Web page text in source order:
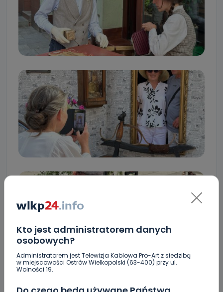
Kto jest administratorem danych
osobowych?
Administratorem jest Telewizja Kablowa Pro-Art z siedzibą
w miejscowości Ostrów Wielkopolski (63-400) przy ul.
Wolności 19.